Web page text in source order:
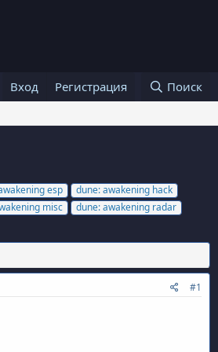
Вход Регистрация Поиск
esp
dune: awakening hack
misc
dune: awakening radar
#1